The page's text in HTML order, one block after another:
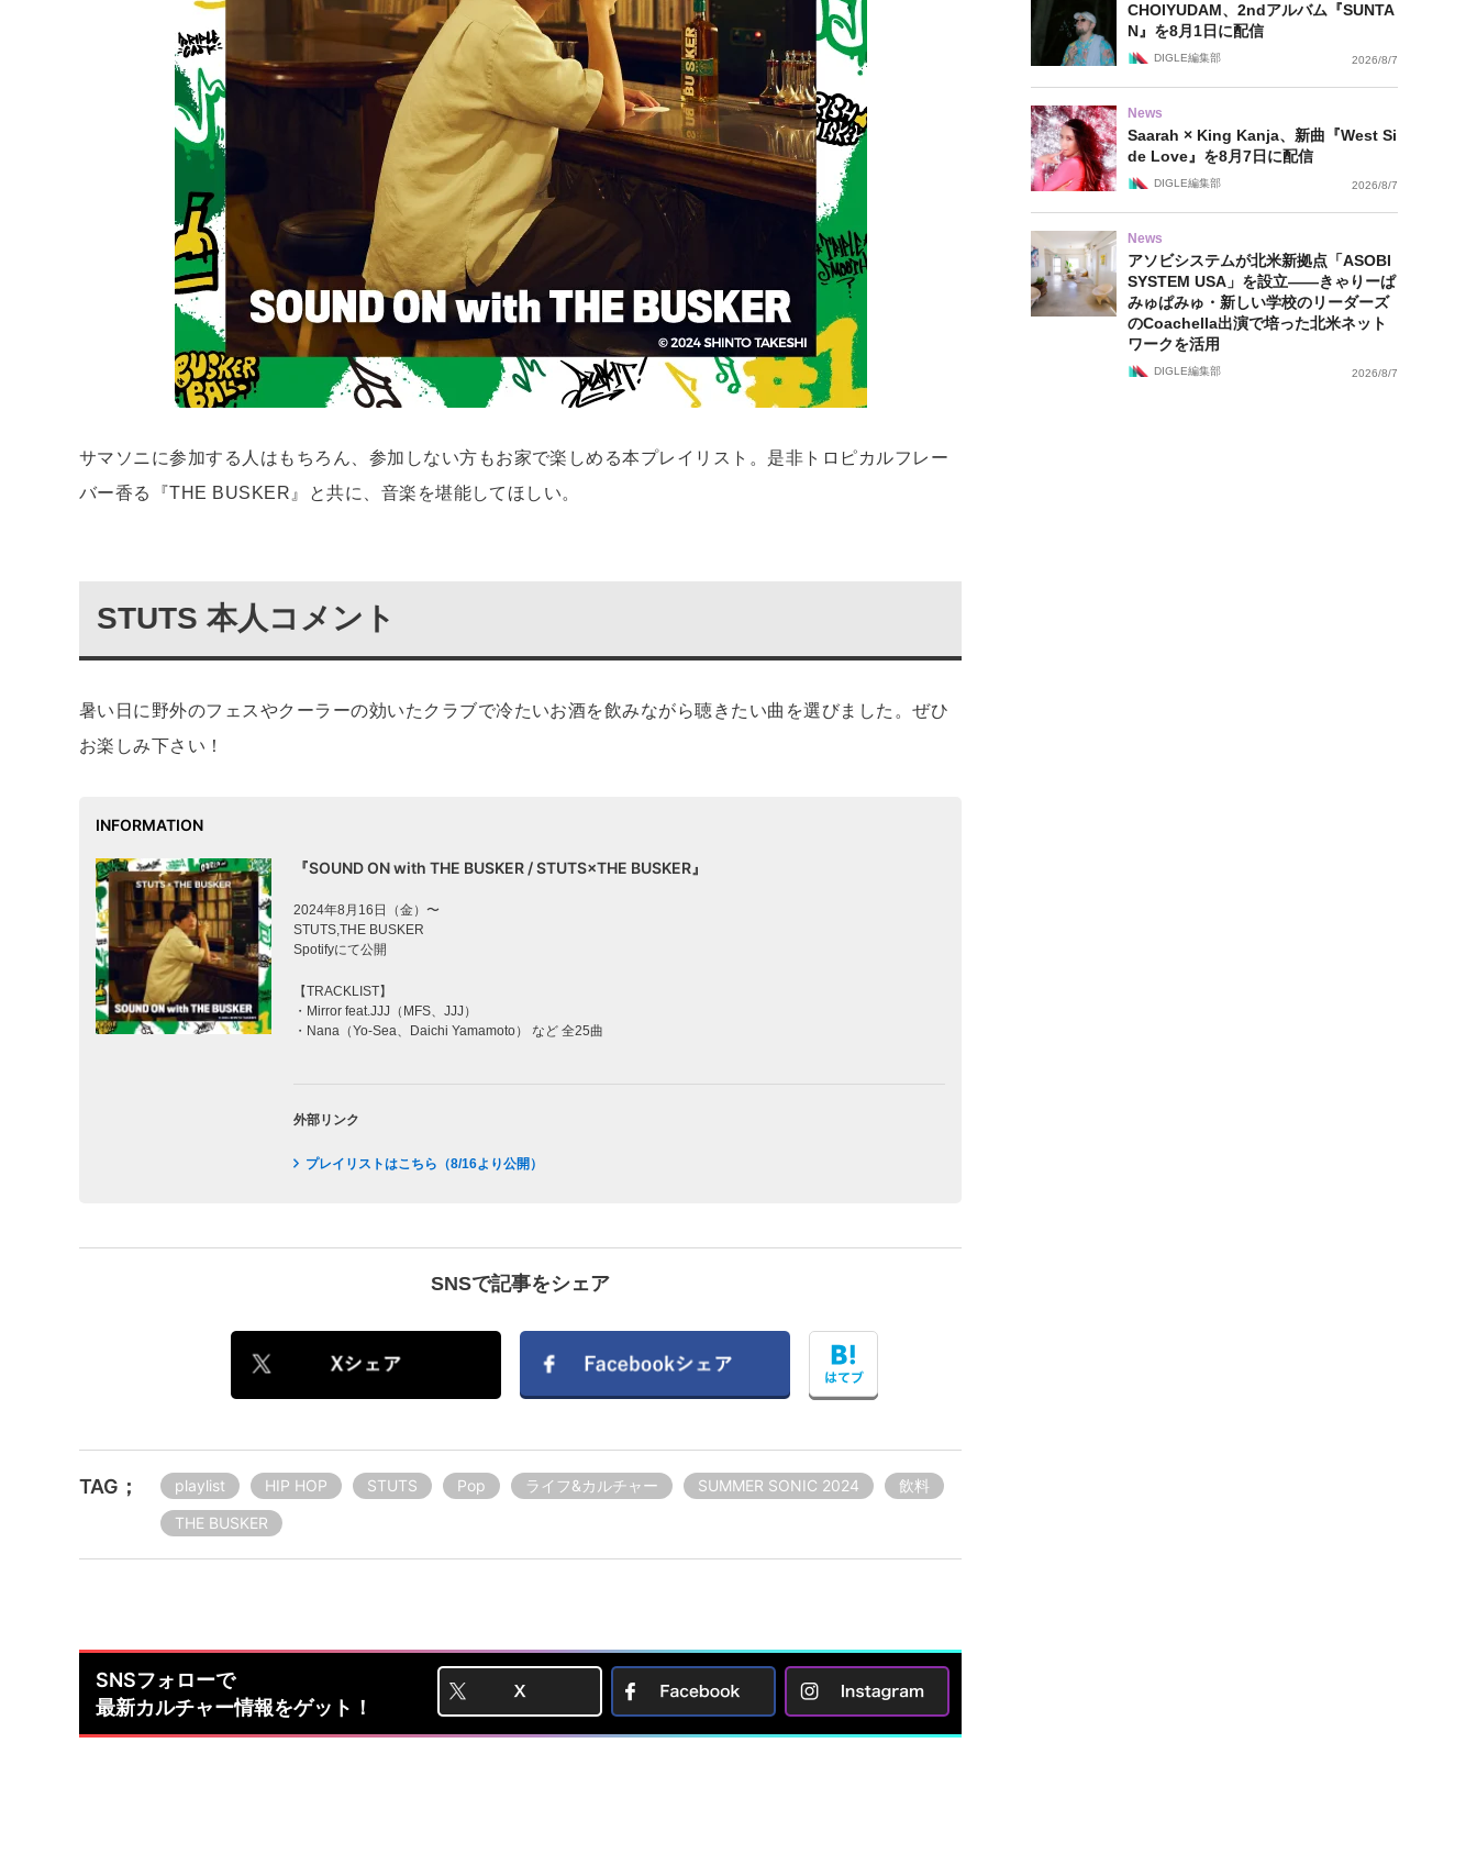
サマソニに参加する人はもちろん、参加しない方もお家で楽しめる本プレイリスト。是非トロピカルフレー
バー⾹る『THE BUSKER』と共に、音楽を堪能してほしい。
STUTS 本人コメント
暑い日に野外のフェスやクーラーの効いたクラブで冷たいお酒を飲みながら聴きたい曲を選びました。ぜひ
お楽しみ下さい！
INFORMATION
『SOUND ON with THE BUSKER / STUTS×THE BUSKER』
2024年8⽉16⽇（⾦）〜
STUTS,THE BUSKER
Spotifyにて公開
【TRACKLIST】
・Mirror feat.JJJ（MFS、JJJ）
・Nana（Yo-Sea、Daichi Yamamoto） など 全25曲
外部リンク
プレイリストはこちら（8/16より公開）
SNSで記事をシェア
TAG； playlist HIP HOP STUTS Pop ライフ&カルチャー SUMMER SONIC 2024
飲料
THE BUSKER
SNSフォローで
最新カルチャー情報をゲット！
CHOIYUDAM、2ndアルバム『SUNTA
N』を8月1日に配信
DIGLE編集部 2026/8/7
News
Saarah × King Kanja、新曲『West Si
de Love』を8月7日に配信
DIGLE編集部 2026/8/7
News
アソビシステムが北米新拠点「ASOBI
SYSTEM USA」を設立——きゃりーぱ
みゅぱみゅ・新しい学校のリーダーズ
のCoachella出演で培った北米ネット
ワークを活用
DIGLE編集部 2026/8/7